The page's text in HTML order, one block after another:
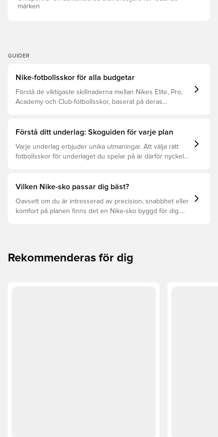
adaptivt snörningssystem Dessa AG-skor är speciellt
märken
GUIDER
Nike-fotbollsskor för alla budgetar
Förstå de viktigaste skillnaderna mellan Nikes Elite, Pro,
Academy och Club-fotbollsskor, baserat på deras
Förstå ditt underlag: Skoguiden för varje plan
Varje underlag erbjuder unika utmaningar. Att välja rätt
fotbollsskor för underlaget du spelar på är därför nyckeln
de olika underlagen.
Vilken Nike-sko passar dig bäst?
Oavsett om du är intresserad av precision, snabbhet eller
komfort på planen finns det en Nike-sko byggd för dig.
Rekommenderas för dig